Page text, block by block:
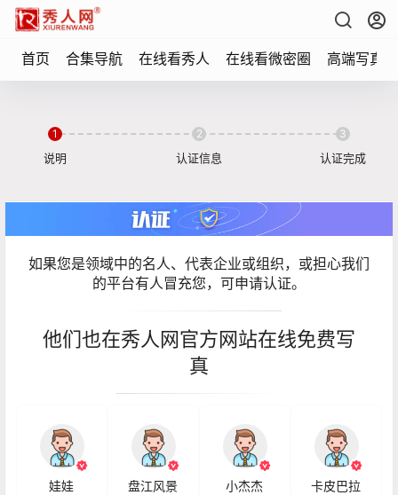
首页 合集导航 在线看秀人 在线看微密圈 高端写真
1
说明
2
认证信息
3
认证完成
如果您是领域中的名人、代表企业或组织，或担心我们
的平台有人冒充您，可申请认证。
他们也在秀人网官方网站在线免费写
真
娃娃 盘江风景 小杰杰 卡皮巴拉